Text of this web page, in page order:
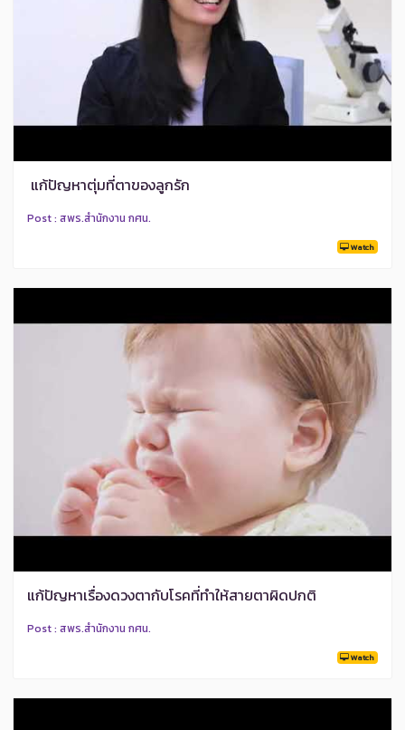
แก้ปัญหาตุ่มที่ตาของลูกรัก
Post : สพร.สำนักงาน กศน.
Watch
แก้ปัญหาเรื่องดวงตากับโรคที่ทำให้สายตาผิดปกติ
Post : สพร.สำนักงาน กศน.
Watch